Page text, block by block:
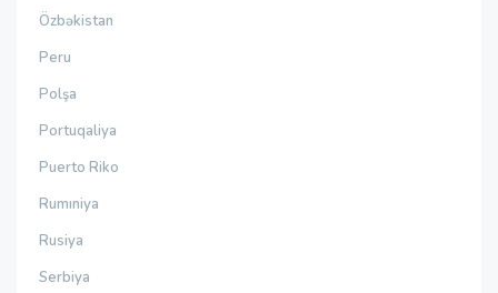
Özbəkistan
Peru
Polşa
Portuqaliya
Puerto Riko
Rumıniya
Rusiya
Serbiya